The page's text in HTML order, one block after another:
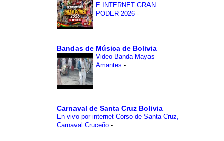
E INTERNET GRAN
PODER 2026 -
Bandas de Música de Bolivia
Video Banda Mayas
Amantes -
Carnaval de Santa Cruz Bolivia
En vivo por internet Corso de Santa Cruz,
Carnaval Cruceño -